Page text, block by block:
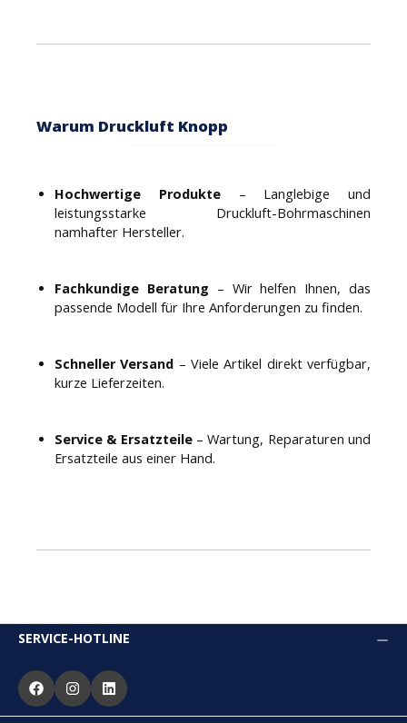
Warum Druckluft Knopp
Hochwertige Produkte– Langlebige und
leistungsstarke Druckluft-Bohrmaschinen
namhafter Hersteller.
Fachkundige Beratung – Wir helfen Ihnen, das
passende Modell für Ihre Anforderungen zu finden.
Schneller Versand – Viele Artikel direkt verfügbar,
kurze Lieferzeiten.
Service & Ersatzteile– Wartung, Reparaturen und
Ersatzteile aus einer Hand.
SERVICE-HOTLINE